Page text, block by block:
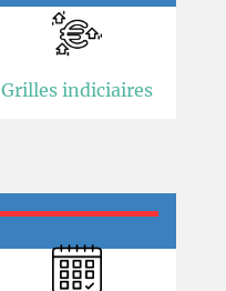
Grilles indiciaires